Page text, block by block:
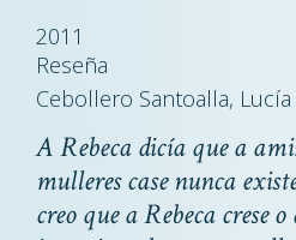
2011
Reseña
Cebollero Santoalla, Lucía
A Rebeca dicía que a
mulleres case nunca
creo que a Rebeca crese